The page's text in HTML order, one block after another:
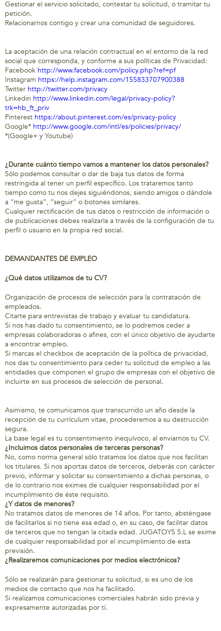
Gestionar el servicio solicitado, contestar tu solicitud, o tramitar tu
petición.
Relacionarnos contigo y crear una comunidad de seguidores.
La aceptación de una relación contractual en el entorno de la red
social que corresponda, y conforme a sus políticas de Privacidad:
Facebook http://www.facebook.com/policy.php?ref=pf
Instagram https://help.instagram.com/155833707900388
Twitter http://twitter.com/privacy
Linkedin http://www.linkedin.com/legal/privacy-policy?
trk=hb_ft_priv
Pinterest https://about.pinterest.com/es/privacy-policy
Google* http://www.google.com/intl/es/policies/privacy/
*(Google+ y Youtube)
¿Durante cuánto tiempo vamos a mantener los datos personales?
Sólo podemos consultar o dar de baja tus datos de forma
restringida al tener un perfil específico. Los trataremos tanto
tiempo como tu nos dejes siguiéndonos, siendo amigos o dándole
a “me gusta”, “seguir” o botones similares.
Cualquier rectificación de tus datos o restricción de información o
de publicaciones debes realizarla a través de la configuración de tu
perfil o usuario en la propia red social.
DEMANDANTES DE EMPLEO
¿Qué datos utilizamos de tu CV?
Organización de procesos de selección para la contratación de
empleados.
Citarte para entrevistas de trabajo y evaluar tu candidatura.
Si nos has dado tu consentimiento, se lo podremos ceder a
empresas colaboradoras o afines, con el único objetivo de ayudarte
a encontrar empleo.
Si marcas el checkbox de aceptación de la política de privacidad,
nos das tu consentimiento para ceder tu solicitud de empleo a las
entidades que componen el grupo de empresas con el objetivo de
incluirte en sus procesos de selección de personal.
Asimismo, te comunicamos que transcurrido un año desde la
recepción de tu currículum vitae, procederemos a su destrucción
segura.
La base legal es tu consentimiento inequívoco, al enviarnos tu CV.
¿Incluimos datos personales de terceras personas?
No, como norma general sólo tratamos los datos que nos facilitan
los titulares. Si nos aportas datos de terceros, deberás con carácter
previo, informar y solicitar su consentimiento a dichas personas, o
de lo contrario nos eximes de cualquier responsabilidad por el
incumplimiento de éste requisito.
¿Y datos de menores?
No tratamos datos de menores de 14 años. Por tanto, absténgase
de facilitarlos si no tiene esa edad o, en su caso, de facilitar datos
de terceros que no tengan la citada edad. JUGATOYS S.L se exime
de cualquier responsabilidad por el incumplimiento de esta
previsión.
¿Realizaremos comunicaciones por medios electrónicos?
Sólo se realizarán para gestionar tu solicitud, si es uno de los
medios de contacto que nos ha facilitado.
Si realizamos comunicaciones comerciales habrán sido previa y
expresamente autorizadas por tí.